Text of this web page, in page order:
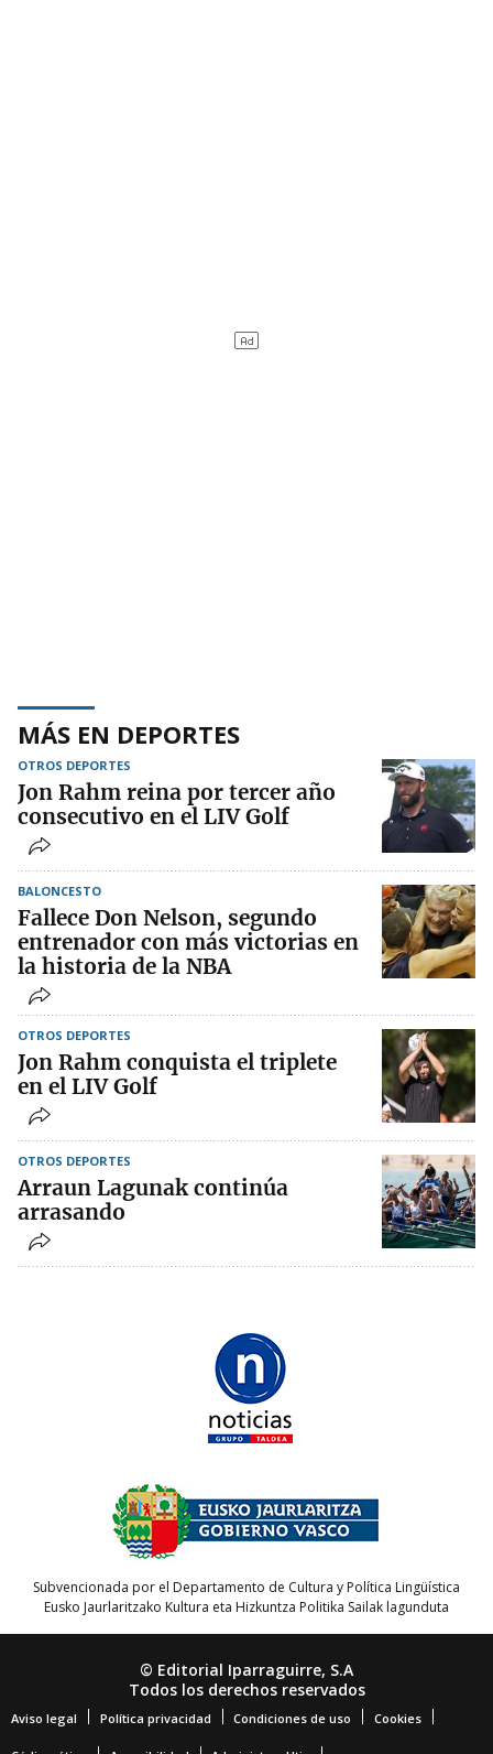
MÁS EN DEPORTES
OTROS DEPORTES
Jon Rahm reina por tercer año
consecutivo en el LIV Golf
BALONCESTO
Fallece Don Nelson, segundo
entrenador con más victorias en
la historia de la NBA
OTROS DEPORTES
Jon Rahm conquista el triplete
en el LIV Golf
OTROS DEPORTES
Arraun Lagunak continúa
arrasando
Subvencionada por el Departamento de Cultura y Política Lingüística
Eusko Jaurlaritzako Kultura eta Hizkuntza Politika Sailak lagunduta
© Editorial Iparraguirre, S.A
Todos los derechos reservados
Aviso legal Política privacidad Condiciones de uso Cookies